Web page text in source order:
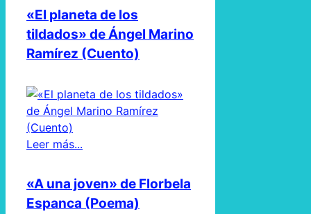
«El planeta de los
tildados» de Ángel Marino
Ramírez (Cuento)
Leer más...
«A una joven» de Florbela
Espanca (Poema)